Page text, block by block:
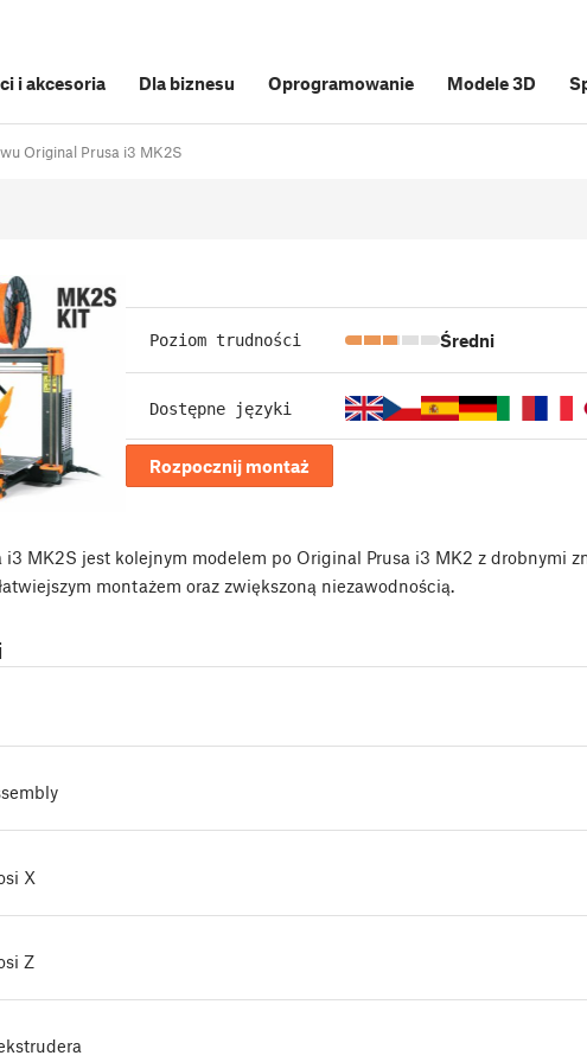
i akcesoria Dla biznesu Oprogramowanie Modele 3D
Original Prusa i3 MK2S
Poziom trudności Średni
Dostępne języki
Rozpocznij montaż
i3 MK2S jest kolejnym modelem po Original Prusa i3 MK2 z drobnymi
montażem oraz zwiększoną niezawodnością.
X
Z